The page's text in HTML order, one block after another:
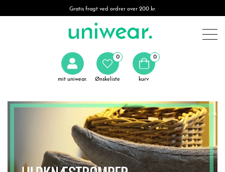
Gratis fragt ved ordrer over 200 kr.
mit uniwear. Ønskeliste
0 0
kurv